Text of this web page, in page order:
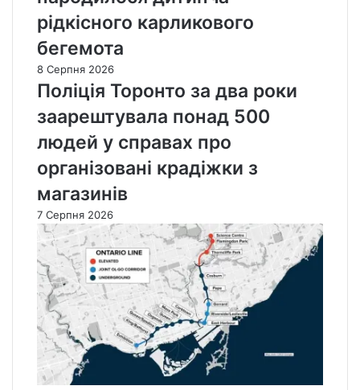
рідкісного карликового
бегемота
8 Серпня 2026
Поліція Торонто за два роки
заарештувала понад 500
людей у справах про
організовані крадіжки з
магазинів
7 Серпня 2026